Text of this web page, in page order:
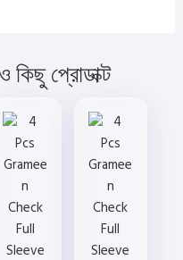
কিছু প্রোডাক্ট